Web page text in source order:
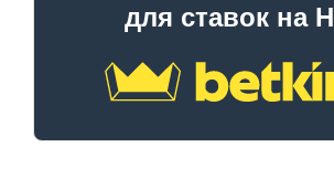
для ставок на